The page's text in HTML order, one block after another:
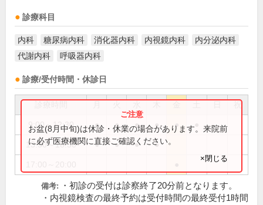
診療科目
内科 糖尿病内科 消化器内科 内視鏡内科
内分泌内科
代謝内科
呼吸器内科
診療/受付時間・休診日
祝
9:00～12:30 ● ● ● ● ●
13:30～18:30 ● ● ● ●
お盆(8月中旬)は休診・休業の場合があります。来院前
に必ず医療機関に直接ご確認ください。
×閉じる
備考:
・初診の受付は診察終了20分前となります。
・内視鏡検査の最終予約は受付時間の最終受付1時間